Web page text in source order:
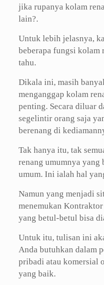
jika rupanya kolam
lain?.
Untuk lebih jelasnya,
beberapa fungsi kolam
tahu.
Dikala ini, masih
menganggap kolam
penting. Secara diluar
segelintir orang saja
berenang di
Tak hanya itu, tak
renang umumnya yang
umum. Ini ialah hal
Namun yang menjadi
menemukan
yang betul-betul bisa
Untuk itu, tulisan ini
Anda butuhkan dalam
pribadi atau komersial
yang baik.